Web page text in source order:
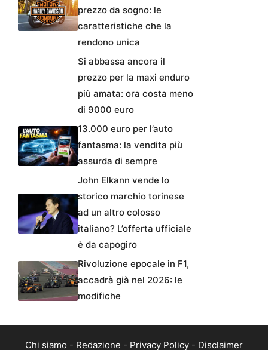
prezzo da sogno: le
caratteristiche che la
rendono unica
Si abbassa ancora il
prezzo per la maxi enduro
più amata: ora costa meno
di 9000 euro
13.000 euro per l’auto
fantasma: la vendita più
assurda di sempre
John Elkann vende lo
storico marchio torinese
ad un altro colosso
italiano? L’offerta ufficiale
è da capogiro
Rivoluzione epocale in F1,
accadrà già nel 2026: le
modifiche
Chi siamo - Redazione - Privacy Policy - Disclaimer